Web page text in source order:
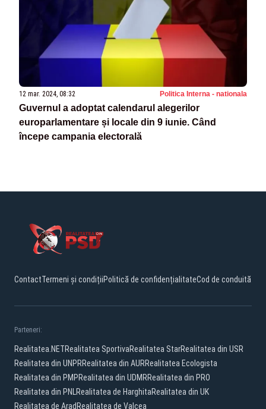
12 mar. 2024, 08:32 Politica Interna - nationala
Guvernul a adoptat calendarul alegerilor
europarlamentare și locale din 9 iunie. Când
începe campania electorală
ContactTermeni și condițiiPolitică de confidențialitateCod de conduită
Parteneri:
Realitatea.NETRealitatea SportivaRealitatea StarRealitatea din USR
Realitatea din UNPRRealitatea din AURRealitatea Ecologista
Realitatea din PMPRealitatea din UDMRRealitatea din PRO
Realitatea din PNLRealitatea de HarghitaRealitatea din UK
Realitatea de Arad Realitatea de Valcea